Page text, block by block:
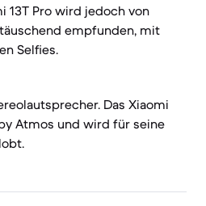
13T Pro wird jedoch von
empfunden, mit
Selfies.
Das Xiaomi
Atmos und wird für seine